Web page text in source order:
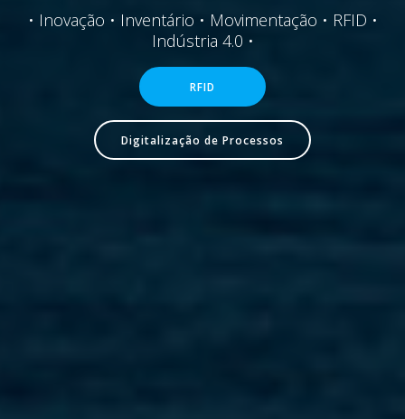
• Inovação • Inventário • Movimentação • RFID •
Indústria 4.0 •
RFID
Digitalização de Processos